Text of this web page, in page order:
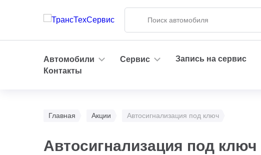
Автомобили Сервис Запись на сервис
Контакты
Главная Акции Автосигнализация под ключ
Автосигнализация под ключ